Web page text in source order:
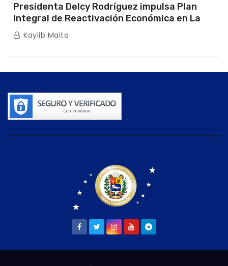
Presidenta Delcy Rodríguez impulsa Plan
Integral de Reactivación Económica en La
Guaira
Kaylib Maita